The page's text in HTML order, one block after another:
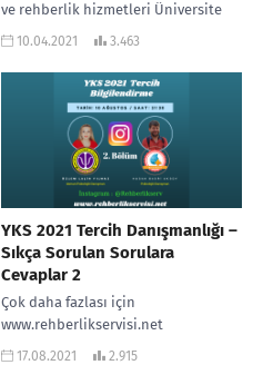
ve rehberlik hizmetleri Üniversite
öğrencilerine sunulan Psikolojik
üniversite öğrencisi hangi
konularda birime...
10.04.2021 3.463
YKS 2021 Tercih Danışmanlığı –
Sıkça Sorulan Sorulara
Cevaplar 2
Çok daha fazlası için
www.rehberlikservisi.net
#rehberlikservisi #pdrakademi #yks
17.08.2021 2.915